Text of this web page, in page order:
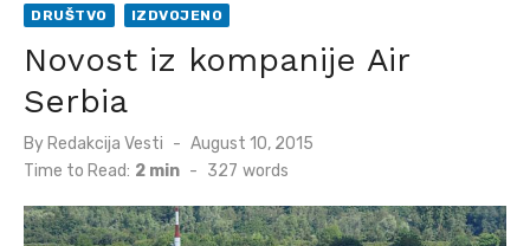
DRUŠTVO IZDVOJENO
Novost iz kompanije Air
Serbia
By Redakcija Vesti
Posted
August 10, 2015
Time to Read: 2 min - 327 words